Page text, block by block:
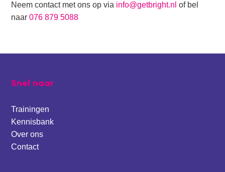
Neem contact met ons op via info@getbright.nl of bel
naar076 879 5088
Footer
Snel naar
Trainingen
Kennisbank
Over ons
Contact